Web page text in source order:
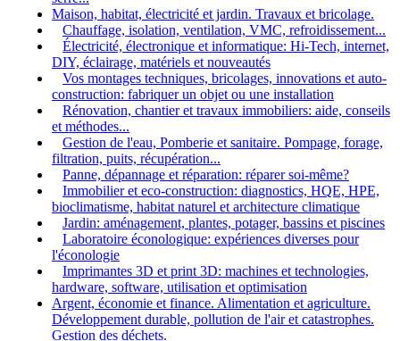
Maison, habitat, électricité et jardin. Travaux et bricolage.
Chauffage, isolation, ventilation, VMC, refroidissement...
Électricité, électronique et informatique: Hi-Tech, internet,
DIY, éclairage, matériels et nouveautés
Vos montages techniques, bricolages, innovations et auto-
construction: fabriquer un objet ou une installation
Rénovation, chantier et travaux immobiliers: aide, conseils
et méthodes...
Gestion de l'eau, Pomberie et sanitaire. Pompage, forage,
filtration, puits, récupération...
Panne, dépannage et réparation: réparer soi-même?
Immobilier et eco-construction: diagnostics, HQE, HPE,
bioclimatisme, habitat naturel et architecture climatique
Jardin: aménagement, plantes, potager, bassins et piscines
Laboratoire éconologique: expériences diverses pour
l'éconologie
Imprimantes 3D et print 3D: machines et technologies,
hardware, software, utilisation et optimisation
Argent, économie et finance. Alimentation et agriculture.
Développement durable, pollution de l'air et catastrophes.
Gestion des déchets.